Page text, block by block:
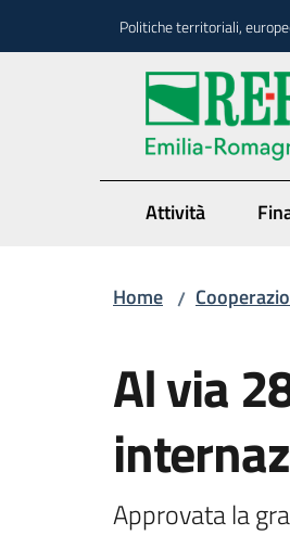
Politiche territoriali,
Attività
Home /
Al via
Approvata la